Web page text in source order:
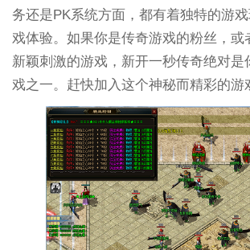
务还是PK系统方面，都有着独特的游
戏体验。如果你是传奇游戏的粉丝，或
新颖刺激的游戏，新开一秒传奇绝对是
戏之一。赶快加入这个神秘而精彩的游